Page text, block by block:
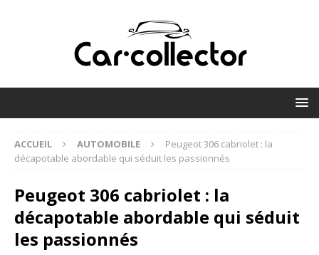
ACCUEIL AUTOMOBILE
Peugeot 306 cabriolet : la
décapotable abordable qui séduit les passionnés
Peugeot 306 cabriolet : la
décapotable abordable qui séduit
les passionnés